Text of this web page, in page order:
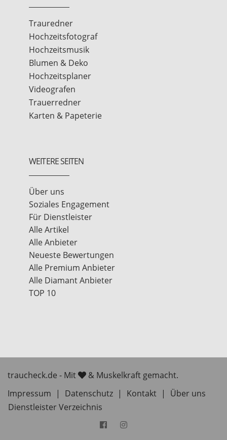
Trauredner
Hochzeitsfotograf
Hochzeitsmusik
Blumen & Deko
Hochzeitsplaner
Videografen
Trauerredner
Karten & Papeterie
WEITERE SEITEN
Über uns
Soziales Engagement
Für Dienstleister
Alle Artikel
Alle Anbieter
Neueste Bewertungen
Alle Premium Anbieter
Alle Diamant Anbieter
TOP 10
traucheck.de - Mit
& Muskelkraft gemacht.
Impressum
| Datenschutz | Kontakt |
Über uns
Dienstleister Verzeichnis